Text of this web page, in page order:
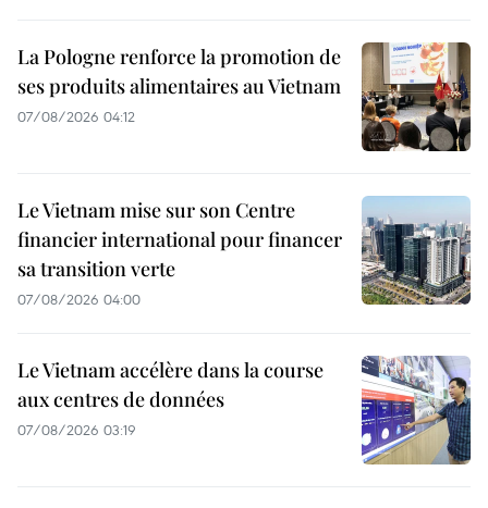
La Pologne renforce la promotion de
ses produits alimentaires au Vietnam
07/08/2026 04:12
Le Vietnam mise sur son Centre
financier international pour financer
sa transition verte
07/08/2026 04:00
Le Vietnam accélère dans la course
aux centres de données
07/08/2026 03:19